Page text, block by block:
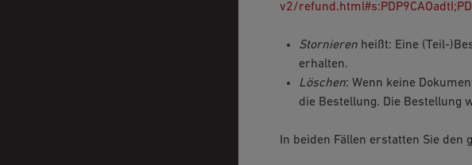
v2/
Stornierenheißt: Eine (Teil-
erhalten.
Löschen: Wenn keine
die Bestellung. Die Bestellung
In beiden Fällen erstatten Sie